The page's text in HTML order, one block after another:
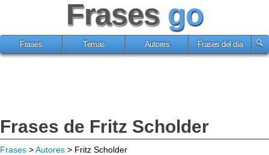
Frases go
Frases Temas Autores Frases del día
Frases de Fritz Scholder
Frases >Autores > Fritz Scholder